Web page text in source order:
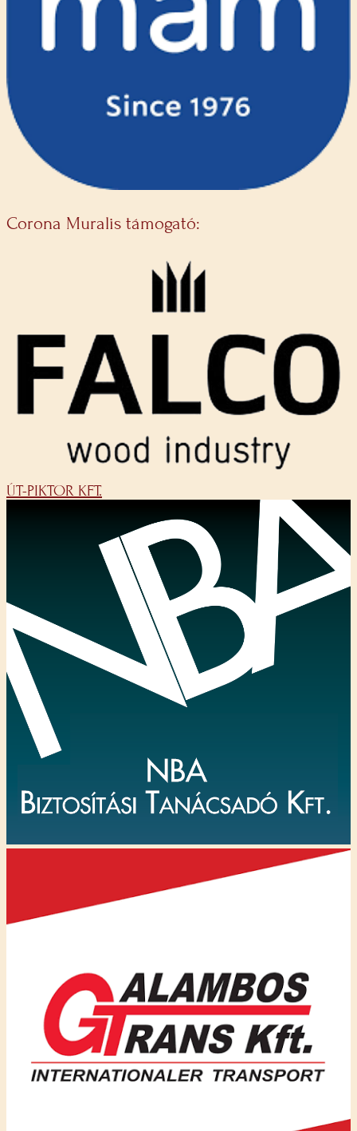
Corona Muralis támogató:
ÚT-PIKTOR KFT.